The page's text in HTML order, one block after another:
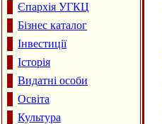
Єпархія УГКЦ
Бізнес каталог
Інвестиції
Історія
Видатні особи
Освіта
Культура